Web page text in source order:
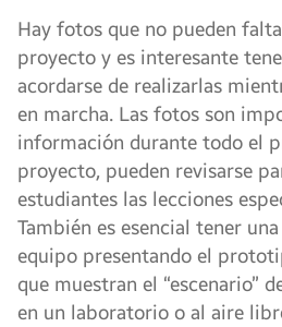
Hay fotos que no pueden
proyecto y es interesante
acordarse de realizarlas
en marcha. Las fotos son
información durante todo el
proyecto, pueden revisarse
estudiantes las lecciones
También es esencial tener
equipo presentando el
que muestran el “escenario”
en un laboratorio o al aire